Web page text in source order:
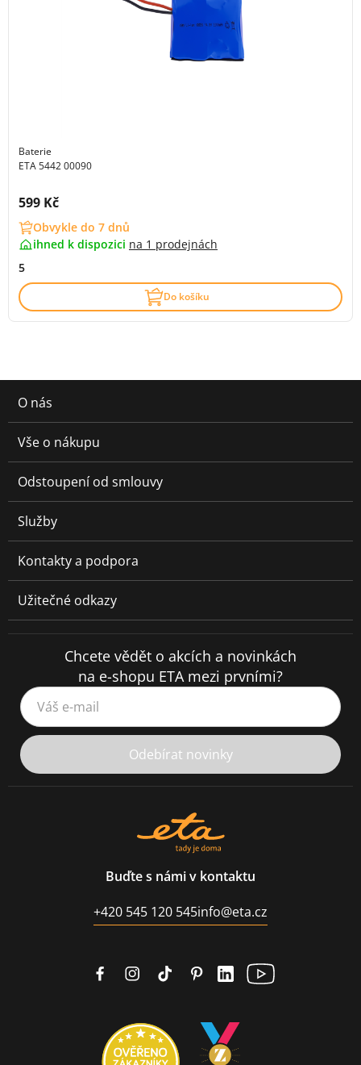
Baterie
ETA 5442 00090
Cena s DPH:
599 Kč
Obvykle do 7 dnů
ihned k dispozici na 1 prodejnách
5
Do košíku
O nás
Vše o nákupu
Odstoupení od smlouvy
Služby
Kontakty a podpora
Užitečné odkazy
Chcete vědět o akcích a novinkách
na e-shopu ETA mezi prvními?
Váš e-mail
Odebírat novinky
Buďte s námi v kontaktu
+420 545 120 545info@eta.cz